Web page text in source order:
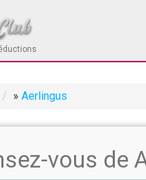
» Aerlingus
vous de